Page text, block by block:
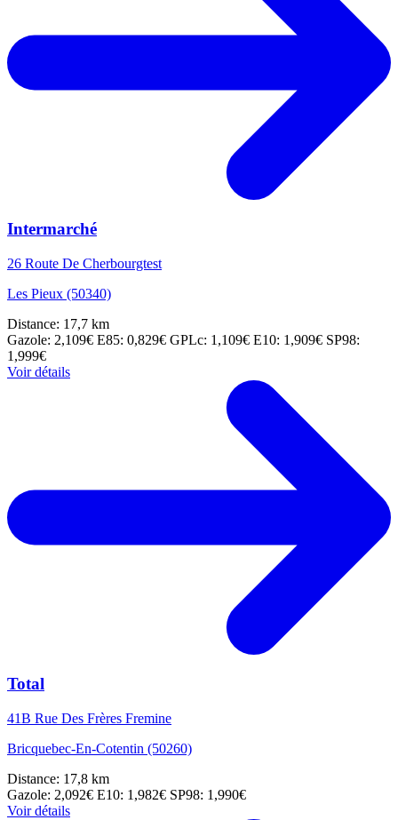
Intermarché
26 Route De Cherbourgtest
Les Pieux (50340)
Distance: 17,7 km
Gazole: 2,109€ E85: 0,829€ GPLc: 1,109€ E10: 1,909€ SP98:
1,999€
Voir détails
Total
41B Rue Des Frères Fremine
Bricquebec-En-Cotentin (50260)
Distance: 17,8 km
Gazole: 2,092€ E10: 1,982€ SP98: 1,990€
Voir détails